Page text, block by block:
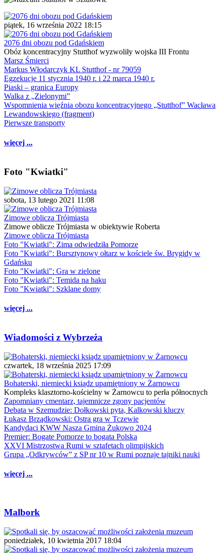
piątek, 16 września 2022 18:15
2076 dni obozu pod Gdańskiem
Obóz koncentracyjny Stutthof wyzwoliły wojska III Frontu
Marsz Śmierci
Markus Włodarczyk KL Stutthof - nr 79059
Egzekucje 11 stycznia 1940 r. i 22 marca 1940 r.
Piaski – granica Europy
Walka z „Zielonymi”
Wspomnienia więźnia obozu koncentracyjnego „Stutthof” Wacława
Lewandowskiego (fragment)
Pierwsze transporty
więcej ...
Foto "Kwiatki"
sobota, 13 lutego 2021 11:08
Zimowe oblicza Trójmiasta
Zimowe oblicze Trójmiasta w obiektywie Roberta
Zimowe oblicza Trójmiasta
Foto "Kwiatki": Zima odwiedziła Pomorze
Foto "Kwiatki": Bursztynowy ołtarz w kościele św. Brygidy w
Gdańsku
Foto "Kwiatki": Gra w zielone
Foto "Kwiatki": Temida na haku
Foto "Kwiatki": Szklane domy
więcej ...
Wiadomości z Wybrzeża
czwartek, 18 września 2025 17:09
Bohaterski, niemiecki ksiądz upamiętniony w Żarnowcu
Kompleks klasztorno-kościelny w Żarnowcu to perła północnych
Zapomniany cmentarz, tajemnicze zgony pacjentów
Debata w Szemudzie: Dołkowski pyta, Kalkowski kluczy
Łukasz Brządkowski: Ostra gra w Tczewie
Kandydaci KWW Nasza Gmina Żukowo 2024
Premier: Bogate Pomorze to bogata Polska
XXVI Mistrzostwa Rumi w sztafetach olimpijskich
Grupa „Odkrywców” z SP nr 10 w Rumi poznaje tajniki nauki
więcej ...
Malbork
poniedziałek, 10 kwietnia 2017 18:04